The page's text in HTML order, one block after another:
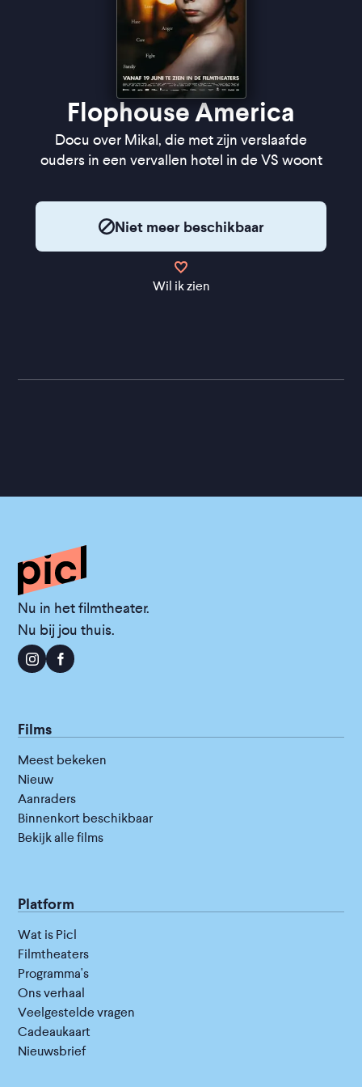
Flophouse America
Docu over Mikal, die met zijn verslaafde
ouders in een vervallen hotel in de VS woont
Niet meer beschikbaar
Wil ik zien
Nu in het filmtheater.
Nu bij jou thuis.
Films
Meest bekeken
Nieuw
Aanraders
Binnenkort beschikbaar
Bekijk alle films
Platform
Wat is Picl
Filmtheaters
Programma's
Ons verhaal
Veelgestelde vragen
Cadeaukaart
Nieuwsbrief